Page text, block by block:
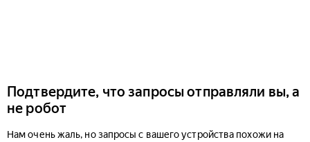
Подтвердите, что запросы отправляли вы, а
не робот
Нам очень жаль, но запросы с вашего устройства похожи на